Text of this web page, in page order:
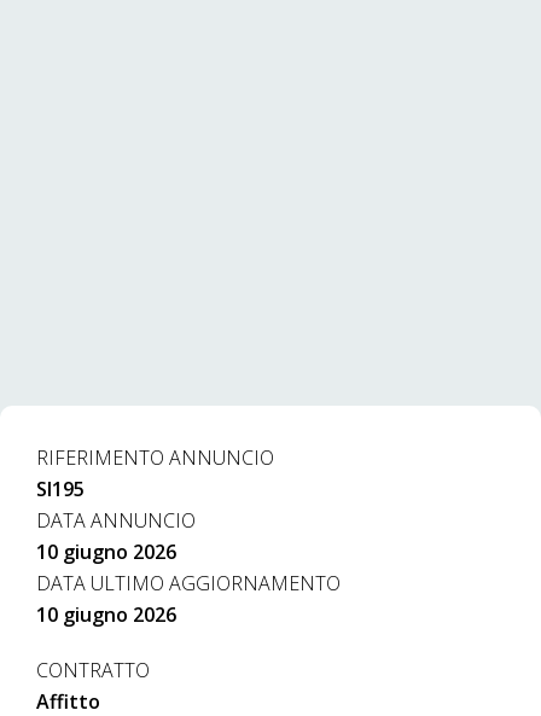
RIFERIMENTO ANNUNCIO
SI195
DATA ANNUNCIO
10 giugno 2026
DATA ULTIMO AGGIORNAMENTO
10 giugno 2026
CONTRATTO
Affitto